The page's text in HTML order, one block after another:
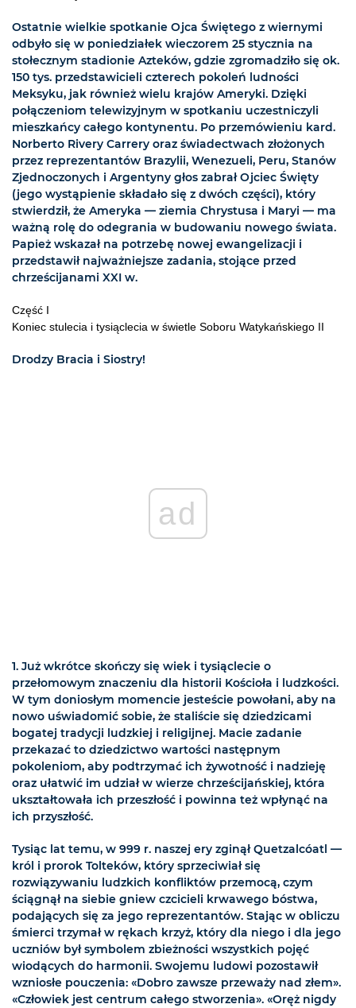
Ostatnie wielkie spotkanie Ojca Świętego z wiernymi
odbyło się w poniedziałek wieczorem 25 stycznia na
stołecznym stadionie Azteków, gdzie zgromadziło się ok.
150 tys. przedstawicieli czterech pokoleń ludności
Meksyku, jak również wielu krajów Ameryki. Dzięki
połączeniom telewizyjnym w spotkaniu uczestniczyli
mieszkańcy całego kontynentu. Po przemówieniu kard.
Norberto Rivery Carrery oraz świadectwach złożonych
przez reprezentantów Brazylii, Wenezueli, Peru, Stanów
Zjednoczonych i Argentyny głos zabrał Ojciec Święty
(jego wystąpienie składało się z dwóch części), który
stwierdził, że Ameryka — ziemia Chrystusa i Maryi — ma
ważną rolę do odegrania w budowaniu nowego świata.
Papież wskazał na potrzebę nowej ewangelizacji i
przedstawił najważniejsze zadania, stojące przed
chrześcijanami XXI w.
Część I
Koniec stulecia i tysiąclecia w świetle Soboru Watykańskiego II
Drodzy Bracia i Siostry!
ad
1. Już wkrótce skończy się wiek i tysiąclecie o
przełomowym znaczeniu dla historii Kościoła i ludzkości.
W tym doniosłym momencie jesteście powołani, aby na
nowo uświadomić sobie, że staliście się dziedzicami
bogatej tradycji ludzkiej i religijnej. Macie zadanie
przekazać to dziedzictwo wartości następnym
pokoleniom, aby podtrzymać ich żywotność i nadzieję
oraz ułatwić im udział w wierze chrześcijańskiej, która
ukształtowała ich przeszłość i powinna też wpłynąć na
ich przyszłość.
Tysiąc lat temu, w 999 r. naszej ery zginął Quetzalcóatl —
król i prorok Tolteków, który sprzeciwiał się
rozwiązywaniu ludzkich konfliktów przemocą, czym
ściągnął na siebie gniew czcicieli krwawego bóstwa,
podających się za jego reprezentantów. Stając w obliczu
śmierci trzymał w rękach krzyż, który dla niego i dla jego
uczniów był symbolem zbieżności wszystkich pojęć
wiodących do harmonii. Swojemu ludowi pozostawił
wzniosłe pouczenia: «Dobro zawsze przeważy nad złem».
«Człowiek jest centrum całego stworzenia». «Oręż nigdy